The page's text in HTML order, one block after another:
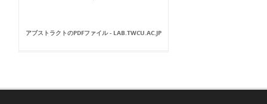
アブストラクトのPDFファイル - LAB.TWCU.AC.JP